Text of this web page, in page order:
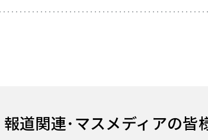
報道関連･マスメディアの皆